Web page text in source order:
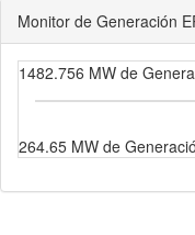
Monitor de Generación
1482.756 MW de
264.65 MW de